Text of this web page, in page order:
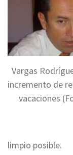
Vargas
incremento de
vacaciones
limpio posible.